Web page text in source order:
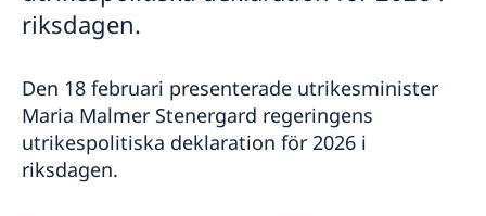
riksdagen.
Den 18 februari presenterade utrikesminister
Maria Malmer Stenergard regeringens
utrikespolitiska deklaration för 2026 i
riksdagen.